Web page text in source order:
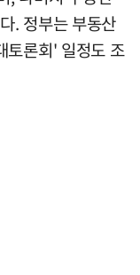
. 정부는 부동산
토론회' 일정도 조